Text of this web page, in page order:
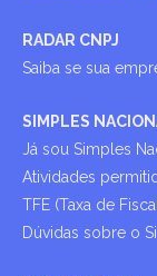
RADAR CNPJ
Saiba se sua
SIMPLES
Já sou Simples
Atividades
TFE (Taxa de
Dúvidas sobre o